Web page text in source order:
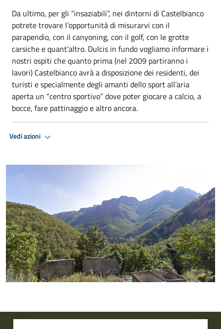
Da ultimo, per gli “insaziabili”, nei dintorni di Castelbianco
potrete trovare l’opportunità di misurarvi con il
parapendio, con il canyoning, con il golf, con le grotte
carsiche e quant’altro. Dulcis in fundo vogliamo informare i
nostri ospiti che quanto prima (nel 2009 partiranno i
lavori) Castelbianco avrà a disposizione dei residenti, dei
turisti e specialmente degli amanti dello sport all’aria
aperta un “centro sportivo” dove poter giocare a calcio, a
bocce, fare pattinaggio e altro ancora.
Vedi azioni